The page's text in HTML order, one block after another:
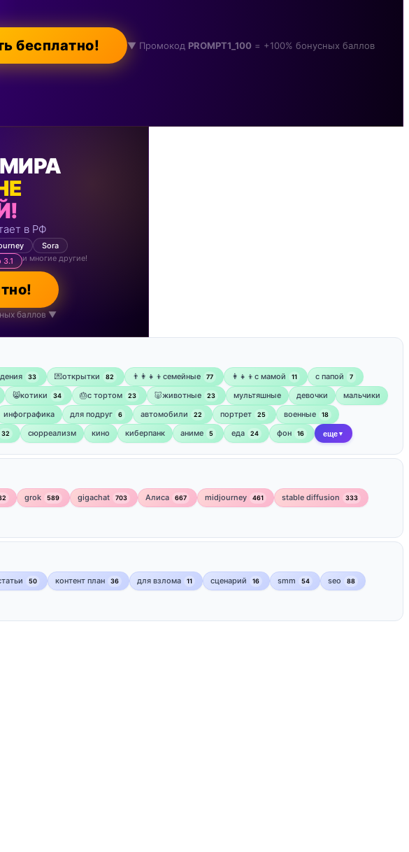
бесплатно! ▼ Промокод PROMPT1_100 = +100% бонусных баллов
в РФ
Sora
3.1 и многие другие!
баллов ▼
33 💌открытки 82 👨‍👩‍👧‍👦семейные 77 👩‍👧‍👦с мамой 11 ‍с папой 7
😸котики 34 🎂с тортом 23 🐷животные 23 мультяшные девочки
мальчики
инфографика для подруг 6 автомобили 22 портрет 25 военные 18
32 сюрреализм кино киберпанк аниме 5 еда 24 фон 16 еще ▼
grok 589 gigachat 703 Алиса 667 midjourney 461 stable diffusion 333
50 контент план 36 для взлома 11 сценарий 16 smm 54 seo 88